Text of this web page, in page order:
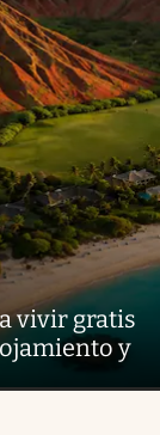
vivir gratis
y